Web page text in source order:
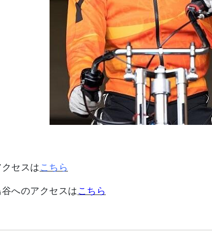
セスは こちら
へのアクセスは こちら